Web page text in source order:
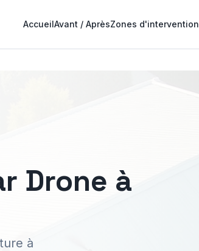
AccueilAvant / AprèsZones d'intervention
Drone à
à